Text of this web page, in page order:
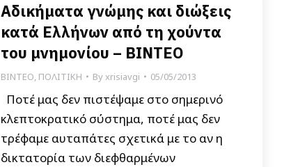
Αδικήματα γνώμης και διώξεις
κατά Ελλήνων από τη χούντα
του μνημονίου – ΒΙΝΤΕΟ
ΒΙΝΤΕΟ, ΠΟΛΙΤΙΚΗ Byxrisiavgi 05/05/2013
Ποτέ μας δεν πιστέψαμε στο σημερινό
κλεπτοκρατικό σύστημα, ποτέ μας δεν
τρέφαμε αυταπάτες σχετικά με το αν η
δικτατορία των διεφθαρμένων